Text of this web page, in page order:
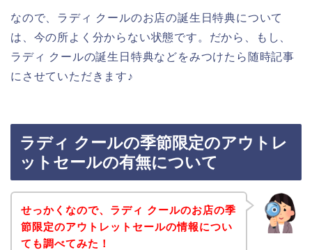
なので、ラディ クールのお店の誕生日特典について
は、今の所よく分からない状態です。だから、もし、
ラディ クールの誕生日特典などをみつけたら随時記事
にさせていただきます♪
ラディ クールの季節限定のアウトレ
ットセールの有無について
せっかくなので、ラディ クールのお店の季
節限定のアウトレットセールの情報につい
ても調べてみた！